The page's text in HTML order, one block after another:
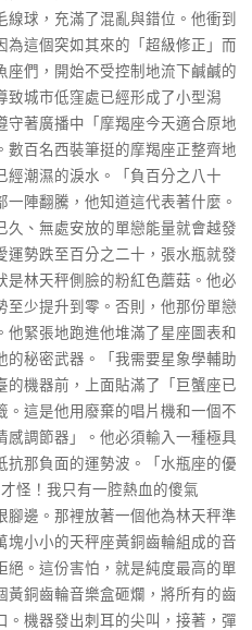
球，充滿了混亂與錯位。他衝到
為這個突如其來的「超級修正」而
座們，開始不受控制地流下鹹鹹的
致城市低窪處已經形成了小型潟
守著廣播中「摩羯座今天適合原地
數百名西裝筆挺的摩羯座正整齊地
經潮濕的淚水。「負百分之八十
陣翻騰，他知道這代表著什麼。
久、無處安放的單戀能量就會越發
運勢跌至百分之二十，張水瓶就發
是林天秤側臉的粉紅色蘑菇。他必
至少提升到零。否則，他那份單戀
他緊張地跑進他堆滿了星座圖表和
的秘密武器。「我需要星象學輔助
的機器前，上面貼滿了「巨蟹座已
。這是他用廢棄的唱片機和一個不
感調節器」。他必須輸入一種極具
抗那負面的運勢波。「水瓶座的優
怪！我只有一腔熱血的傻氣
腳邊。那裡放著一個他為林天秤準
塊小小的天秤座黃銅齒輪組成的音
。這份害怕，就是純度最高的單
黃銅齒輪音樂盒砸爛，將所有的齒
。機器發出刺耳的尖叫，接著，彈